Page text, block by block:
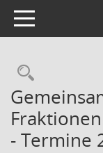
Toggle navigation
Fraktionen
- Termine